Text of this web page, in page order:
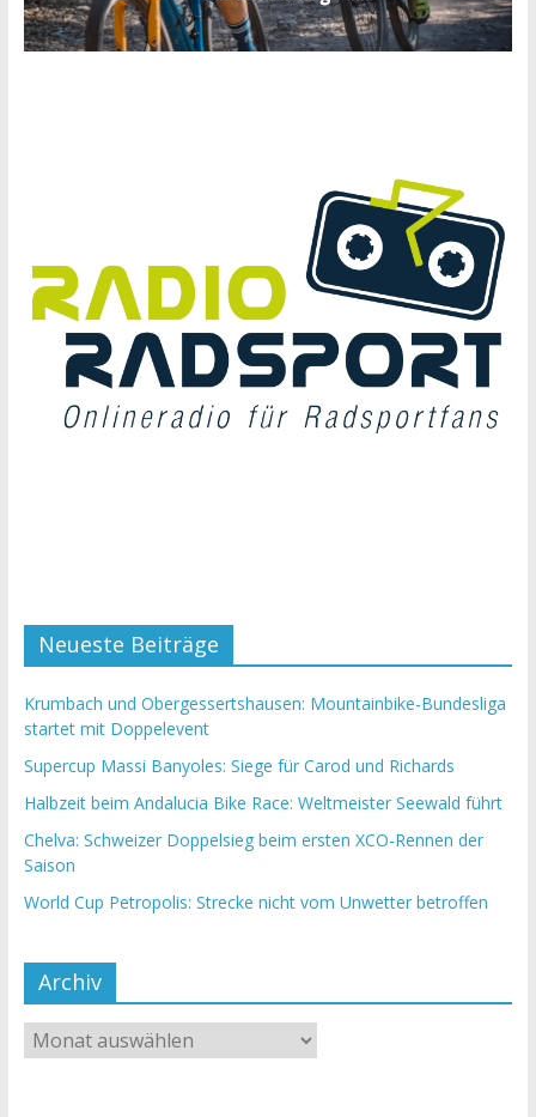
Neueste Beiträge
Krumbach und Obergessertshausen: Mountainbike-Bundesliga
startet mit Doppelevent
Supercup Massi Banyoles: Siege für Carod und Richards
Halbzeit beim Andalucia Bike Race: Weltmeister Seewald führt
Chelva: Schweizer Doppelsieg beim ersten XCO-Rennen der
Saison
World Cup Petropolis: Strecke nicht vom Unwetter betroffen
Archiv